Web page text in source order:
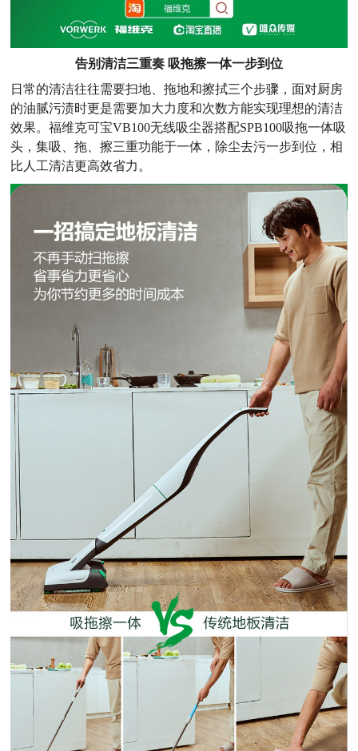
告别清洁三重奏 吸拖擦一体一步到位
日常的清洁往往需要扫地、拖地和擦拭三个步骤，面对厨房
的油腻污渍时更是需要加大力度和次数方能实现理想的清洁
效果。福维克可宝VB100无线吸尘器搭配SPB100吸拖一体吸
头，集吸、拖、擦三重功能于一体，除尘去污一步到位，相
比人工清洁更高效省力。